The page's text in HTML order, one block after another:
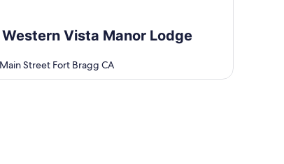
Vista Manor Lodge
Street Fort Bragg CA